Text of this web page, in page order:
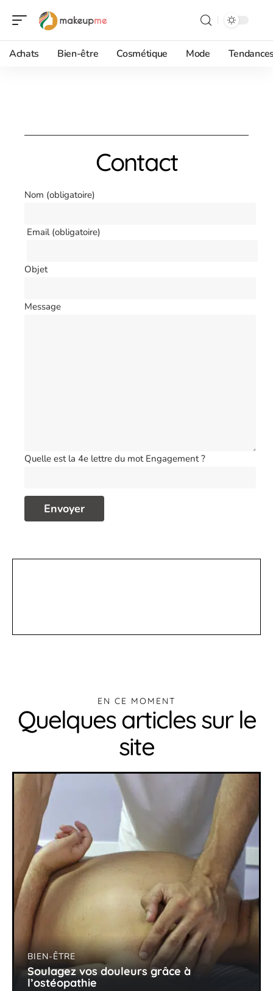
Achats Bien-être Cosmétique Mode
Contact
Nom (obligatoire)
Email (obligatoire)
Objet
Message
Quelle est la 4e lettre du mot Engagement ?
EN CE MOMENT
Quelques articles sur le
site
BIEN-ÊTRE
Soulagez vos douleurs grâce à
l’ostéopathie